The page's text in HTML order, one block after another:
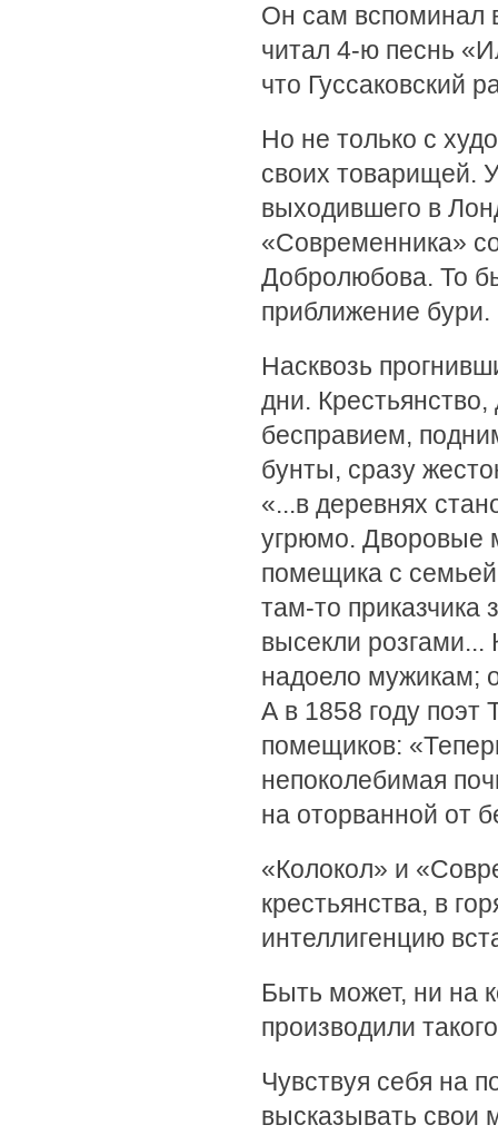
Он сам вспоминал
читал 4-ю песнь
что Гуссаковский
Но не только с
своих товарищей.
выходившего в
«Современника»
Добролюбова. То
приближение бури.
Насквозь
дни.
бесправием,
бунты, сразу
«...в деревнях
угрюмо. Дворовые
помещика с
там-то
высекли розгами...
надоело мужикам;
А в 1858 году поэт
помещиков:
непоколебимая
на оторванной от
«Колокол» и
крестьянства, в
интеллигенцию
Быть может, ни на
производили
Чувствуя себя на
высказывать свои